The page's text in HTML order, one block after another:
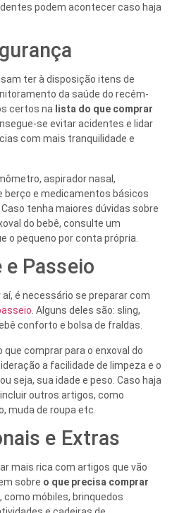
podem acontecer caso haja
ter à disposição itens de
da saúde do recém-
certos na lista do que comprar
se evitar acidentes e lidar
com mais tranquilidade e
aspirador nasal,
e medicamentos básicos
tenha maiores dúvidas sobre
do bebê, consulte um
o pequeno por conta própria.
Passeio
aí, é necessário se preparar com
. Alguns deles são: sling,
conforto e bolsa de fraldas.
que comprar para o enxoval do
a facilidade de limpeza e o
seja, sua idade e peso. Caso haja
outros artigos, como
muda de roupa etc.
e Extras
mais rica com artigos que vão
sobre o que precisa comprar
, como móbiles, brinquedos